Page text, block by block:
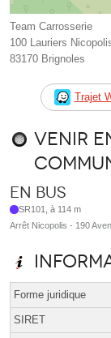
Team Carrosserie
100 Lauriers
83170 Brignoles
Trajet
Venir
En bus
SR101, à 114 m
Arrêt Nicopolis - 190
Forme juridique
SIRET